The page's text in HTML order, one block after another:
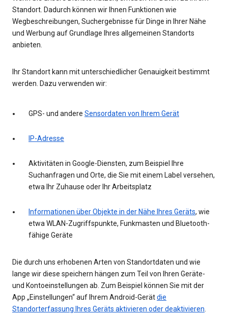
Standort. Dadurch können wir Ihnen Funktionen wie
Wegbeschreibungen, Suchergebnisse für Dinge in Ihrer Nähe
und Werbung auf Grundlage Ihres allgemeinen Standorts
anbieten.
Ihr Standort kann mit unterschiedlicher Genauigkeit bestimmt
werden. Dazu verwenden wir:
GPS- und andere Sensordaten von Ihrem Gerät
IP-Adresse
Aktivitäten in Google-Diensten, zum Beispiel Ihre
Suchanfragen und Orte, die Sie mit einem Label versehen,
etwa Ihr Zuhause oder Ihr Arbeitsplatz
Informationen über Objekte in der Nähe Ihres Geräts, wie
etwa WLAN-Zugriffspunkte, Funkmasten und Bluetooth-
fähige Geräte
Die durch uns erhobenen Arten von Standortdaten und wie
lange wir diese speichern hängen zum Teil von Ihren Geräte-
und Kontoeinstellungen ab. Zum Beispiel können Sie mit der
App „Einstellungen“ auf Ihrem Android-Gerätdie
Standorterfassung Ihres Geräts aktivieren oder deaktivieren.